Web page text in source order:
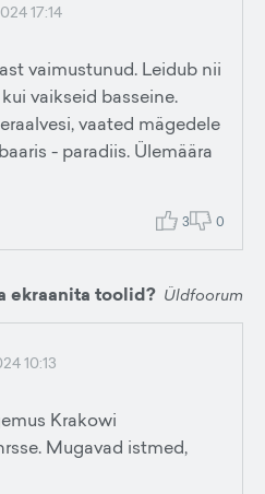
17:14
vaimustunud. Leidub nii
vaikseid basseine.
vaated mägedele
- paradiis. Ülemäära
3 0
ekraanita toolid? Üldfoorum
10:13
Krakowi
Mugavad istmed,